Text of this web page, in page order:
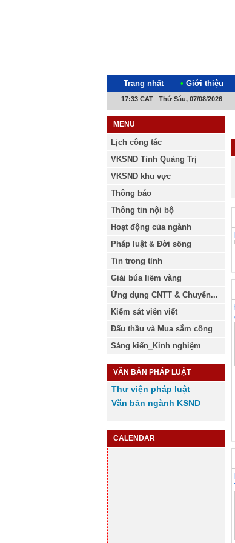
Trang nhất • Giới thiệu
17:33 CAT Thứ Sáu, 07/08/2026
MENU
Lịch công tác
VKSND Tỉnh Quảng Trị
VKSND khu vực
Thông báo
Thông tin nội bộ
Hoạt động của ngành
Pháp luật & Đời sống
Tin trong tỉnh
Giải búa liềm vàng
Ứng dụng CNTT & Chuyển...
Kiểm sát viên viết
Đấu thầu và Mua sắm công
Sáng kiến_Kinh nghiệm
VĂN BẢN PHÁP LUẬT
Thư viện pháp luật
Văn bản ngành KSND
CALENDAR